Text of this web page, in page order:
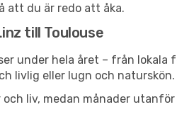
att du är redo att åka.
till Toulouse
under hela året – från
livlig eller lugn och naturskön.
liv, medan månader